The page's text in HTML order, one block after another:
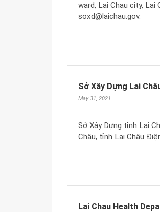
ward, Lai Chau city, Lai
soxd@laichau.gov.
Sở Xây Dựng Lai
May 31, 2021
Sở Xây Dựng tỉnh Lai
Châu, tỉnh Lai Châu
Lai Chau Health